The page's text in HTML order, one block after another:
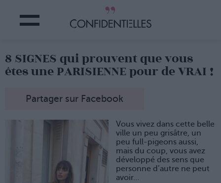
8 SIGNES qui prouvent que vous
êtes une PARISIENNE pour de VRAI !
Partager sur Facebook
Vous vivez dans cette belle
ville un peu grisâtre, un
peu full-pigeons aussi,
mais du coup, vous avez
développé des sens que
personne d’autre ne peut
avoir…